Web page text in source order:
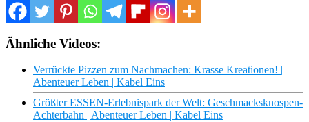
Ähnliche Videos:
Verrückte Pizzen zum Nachmachen: Krasse Kreationen! |
Abenteuer Leben | Kabel Eins
Größter ESSEN-Erlebnispark der Welt: Geschmacksknospen-
Achterbahn | Abenteuer Leben | Kabel Eins